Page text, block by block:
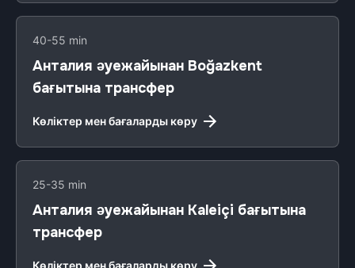
40-55 min
Анталия әуежайынан Boğazkent
бағытына трансфер
Көліктер мен бағаларды көру
25-35 min
Анталия әуежайынан Kaleiçi бағытына
трансфер